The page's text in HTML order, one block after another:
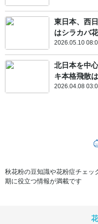
東日本、西
はシラカバ
2026.05.10
北日本を中
キ本格飛散
2026.04.08
秋花粉の豆知識や花粉症チェッ
期に役立つ情報が満載です